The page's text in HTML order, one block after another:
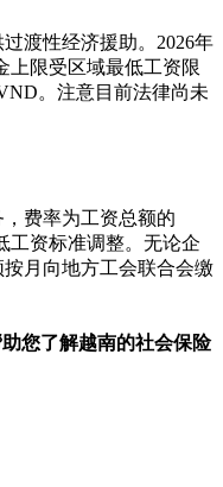
渡性经济援助。2026年
上限受区域最低工资限
。注意目前法律尚未
费率为工资总额的
工资标准调整。无论企
月向地方工会联合会缴
您了解越南的社会保险